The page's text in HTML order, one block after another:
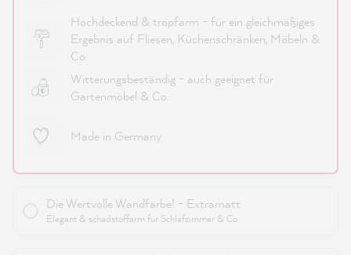
Hochdeckend & tropfarm - für ein gleichmäßiges
Ergebnis auf Fliesen, Küchenschränken, Möbeln &
Co.
Witterungsbeständig - auch geeignet für
Gartenmöbel & Co.
Made in Germany
Die Wertvolle Wandfarbe! - Extramatt
Elegant & schadstoffarm für Schlafzimmer & Co.